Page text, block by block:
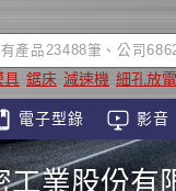
具 鋸床 減速機 細孔放
電子型錄 影音
工業股份有